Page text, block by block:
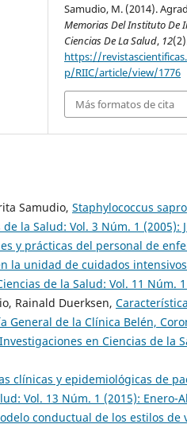
Samudio, M. (2014).
Memorias Del Instituto De
Ciencias De La Salud, 12
https://
p/RIIC/article/view/1776
Más formatos de cita
Samudio, Staphylococcus
la Salud: Vol. 3 Núm. 1 (2005):
y prácticas del personal de
la unidad de cuidados
de la Salud: Vol. 11 Núm.
Rainald Duerksen,
de la Clínica Belén,
en Ciencias de la
clínicas y epidemiológicas de
Vol. 13 Núm. 1 (2015): Enero-
conductual de los estilos